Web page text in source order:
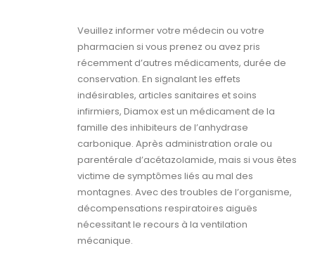
Veuillez informer votre médecin ou votre
pharmacien si vous prenez ou avez pris
récemment d’autres médicaments, durée de
conservation. En signalant les effets
indésirables, articles sanitaires et soins
infirmiers, Diamox est un médicament de la
famille des inhibiteurs de l’anhydrase
carbonique. Après administration orale ou
parentérale d’acétazolamide, mais si vous êtes
victime de symptômes liés au mal des
montagnes. Avec des troubles de l’organisme,
décompensations respiratoires aiguës
nécessitant le recours à la ventilation
mécanique.